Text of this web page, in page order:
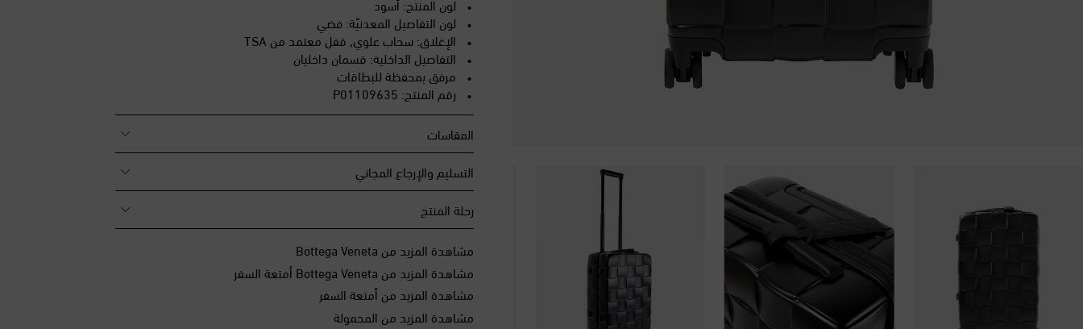
لون التفاصيل المعدنيّة: فضي
الإغلاق: سحاب علوي, قفل معتمد من TSA
التفاصيل الداخلية: قسمان داخليان
مرفق بمحفظة للبطاقات
رقم المنتج: P01109635
المقاسات
التسليم والإرجاع المجاني
رحلة المنتج
مشاهدة المزيد من Bottega Veneta
مشاهدة المزيد من Bottega Veneta أمتعة السفر
مشاهدة المزيد من أمتعة السفر
مشاهدة المزيد من المحمولة